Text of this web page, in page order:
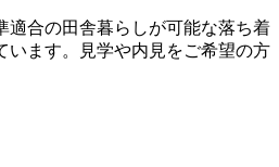
適合の田舎暮らしが可能な落ち着
います。見学や内見をご希望の方